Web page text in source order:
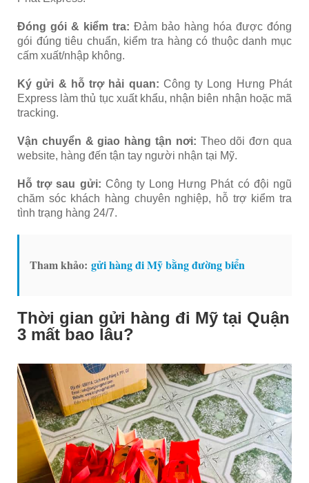
Đóng gói & kiểm tra: Đảm bảo hàng hóa được đóng
gói đúng tiêu chuẩn, kiểm tra hàng có thuộc danh mục
cấm xuất/nhập không.
Ký gửi & hỗ trợ hải quan: Công ty Long Hưng Phát
Express làm thủ tục xuất khẩu, nhận biên nhận hoặc mã
tracking.
Vận chuyển & giao hàng tận nơi: Theo dõi đơn qua
website, hàng đến tận tay người nhận tại Mỹ.
Hỗ trợ sau gửi: Công ty Long Hưng Phát có đội ngũ
chăm sóc khách hàng chuyên nghiệp, hỗ trợ kiểm tra
tình trạng hàng 24/7.
Tham khảo: gửi hàng đi Mỹ bằng đường biển
Thời gian gửi hàng đi Mỹ tại Quận
3 mất bao lâu?